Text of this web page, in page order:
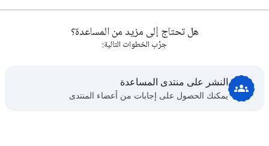
هل تحتاج إلى مزيد من المساعدة؟
جرِّب الخطوات التالية:
النشر على منتدى المساعدة
يمكنك الحصول على إجابات من أعضاء المنتدى